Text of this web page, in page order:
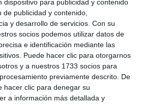
dispositivo para publicidad y contenido
de publicidad y contenido,
y desarrollo de servicios. Con su
socios podemos utilizar datos de
e identificación mediante las
Puede hacer clic para otorgarnos
y a nuestros 1733 socios para
previamente descrito. De
hacer clic para denegar su
a información más detallada y
matizó el profesor, a lo
que continúe esta formación
sobre el uso del
edil de Mayores del
Silvia Marín (PP), aseguró
esta línea con ellos porque